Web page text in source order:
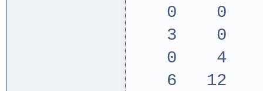
0 0
3 0
0 4
6 12